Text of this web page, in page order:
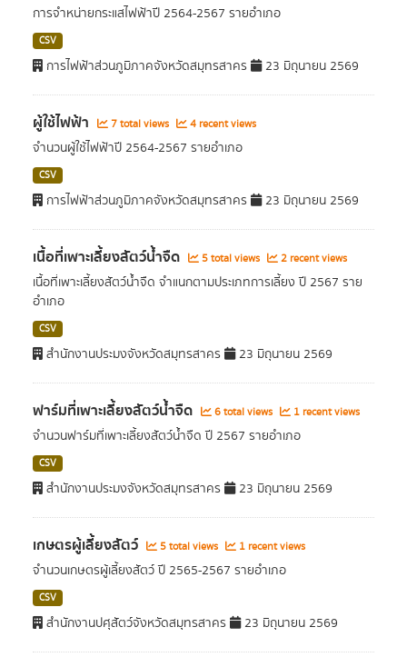
การจำหน่ายกระแสไฟฟ้าปี 2564-2567 รายอำเภอ
CSV
การไฟฟ้าส่วนภูมิภาคจังหวัดสมุทรสาคร 23 มิถุนายน 2569
ผู้ใช้ไฟฟ้า 7 total views 4 recent views
จำนวนผู้ใช้ไฟฟ้าปี 2564-2567 รายอำเภอ
CSV
การไฟฟ้าส่วนภูมิภาคจังหวัดสมุทรสาคร 23 มิถุนายน 2569
เนื้อที่เพาะเลี้ยงสัตว์น้ำจืด 5 total views 2 recent views
เนื้อที่เพาะเลี้ยงสัตว์น้ำจืด จำแนกตามประเภทการเลี้ยง ปี 2567 ราย
อำเภอ
CSV
สำนักงานประมงจังหวัดสมุทรสาคร 23 มิถุนายน 2569
ฟาร์มที่เพาะเลี้ยงสัตว์น้ำจืด 6 total views 1 recent views
จำนวนฟาร์มที่เพาะเลี้ยงสัตว์น้ำจืด ปี 2567 รายอำเภอ
CSV
สำนักงานประมงจังหวัดสมุทรสาคร 23 มิถุนายน 2569
เกษตรผู้เลี้ยงสัตว์ 5 total views 1 recent views
จำนวนเกษตรผู้เลี้ยงสัตว์ ปี 2565-2567 รายอำเภอ
CSV
สำนักงานปศุสัตว์จังหวัดสมุทรสาคร 23 มิถุนายน 2569